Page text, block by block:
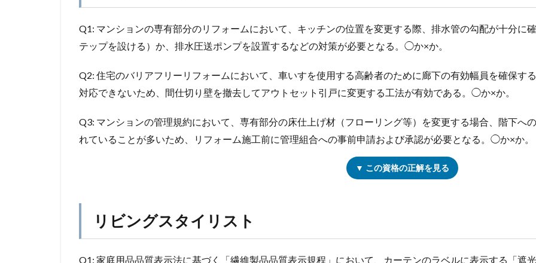
Q1: マンションの専有部分のリフォームにおいて、キッチンの位置を変更する際、排水管の勾配が十分に
テップを設ける）か、排水圧送ポンプを設置するなどの対策が必要となる。◯か×か。
Q2: 住宅のバリアフリーリフォームにおいて、車いすを使用する高齢者のために廊下の有効幅員を確保す
対応できないため、間仕切り壁を撤去してアウトセット引戸に変更する工法が有効である。◯か×か。
Q3: マンションの管理規約において、専有部分の床仕上げ材（フローリング等）を変更する場合、階下へ
れていることが多いため、リフォーム施工前に管理組合への事前申請および承認が必要となる。◯か×か。
▼ この資格の正解を見る
リビングスタイリスト
Q1: 家庭用品品質表示法に基づく「繊維製品品質表示規程」において、カーテンのラベルに表示する「遮